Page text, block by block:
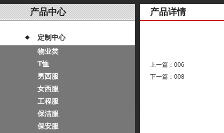
产品中心
定制中心
物业类
T恤
男西服
女西服
工程服
保洁服
保安服
产品详情
上一篇： 006
下一篇： 008